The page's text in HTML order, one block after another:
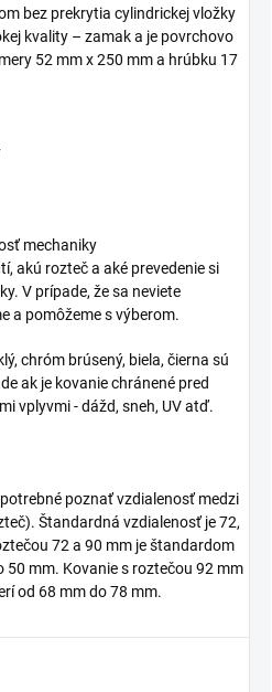
bez prekrytia cylindrickej vložky
kvality – zamak a je povrchovo
52 mm x 250 mm a hrúbku 17
mechaniky
akú rozteč a aké prevedenie si
V prípade, že sa neviete
a pomôžeme s výberom.
chróm brúsený, biela, čierna sú
ak je kovanie chránené pred
vplyvmi - dážd, sneh, UV atď.
poznať vzdialenosť medzi
Štandardná vzdialenosť je 72,
72 a 90 mm je štandardom
50 mm. Kovanie s roztečou 92 mm
od 68 mm do 78 mm.